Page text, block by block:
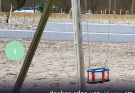
Blog
Partner
Kontakt
‹